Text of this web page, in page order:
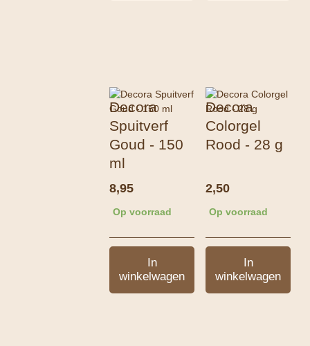
Decora
Spuitverf
Goud - 150
ml
8,95
Op voorraad
In
winkelwagen
Decora
Colorgel
Rood - 28 g
2,50
Op voorraad
In
winkelwagen